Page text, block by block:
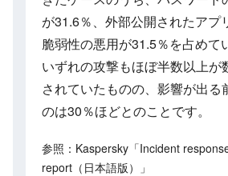
が31.6％、外部公開されたアプ
脆弱性の悪用が31.5％を占めて
いずれの攻撃もほぼ半数以上が
されていたものの、影響が出る
のは30％ほどとのことです。
参照：Kaspersky「Incident
report（日本語版）」